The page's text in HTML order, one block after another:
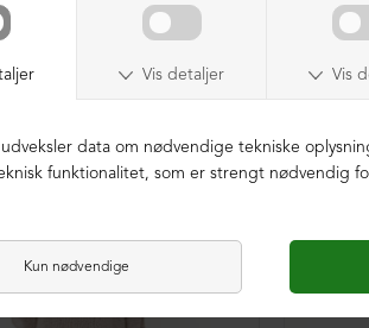
NEDSAT